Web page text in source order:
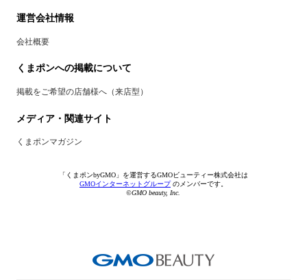
運営会社情報
会社概要
くまポンへの掲載について
掲載をご希望の店舗様へ（来店型）
メディア・関連サイト
くまポンマガジン
「くまポンbyGMO」を運営するGMOビューティー株式会社は
GMOインターネットグループのメンバーです。
©GMO beauty, Inc.